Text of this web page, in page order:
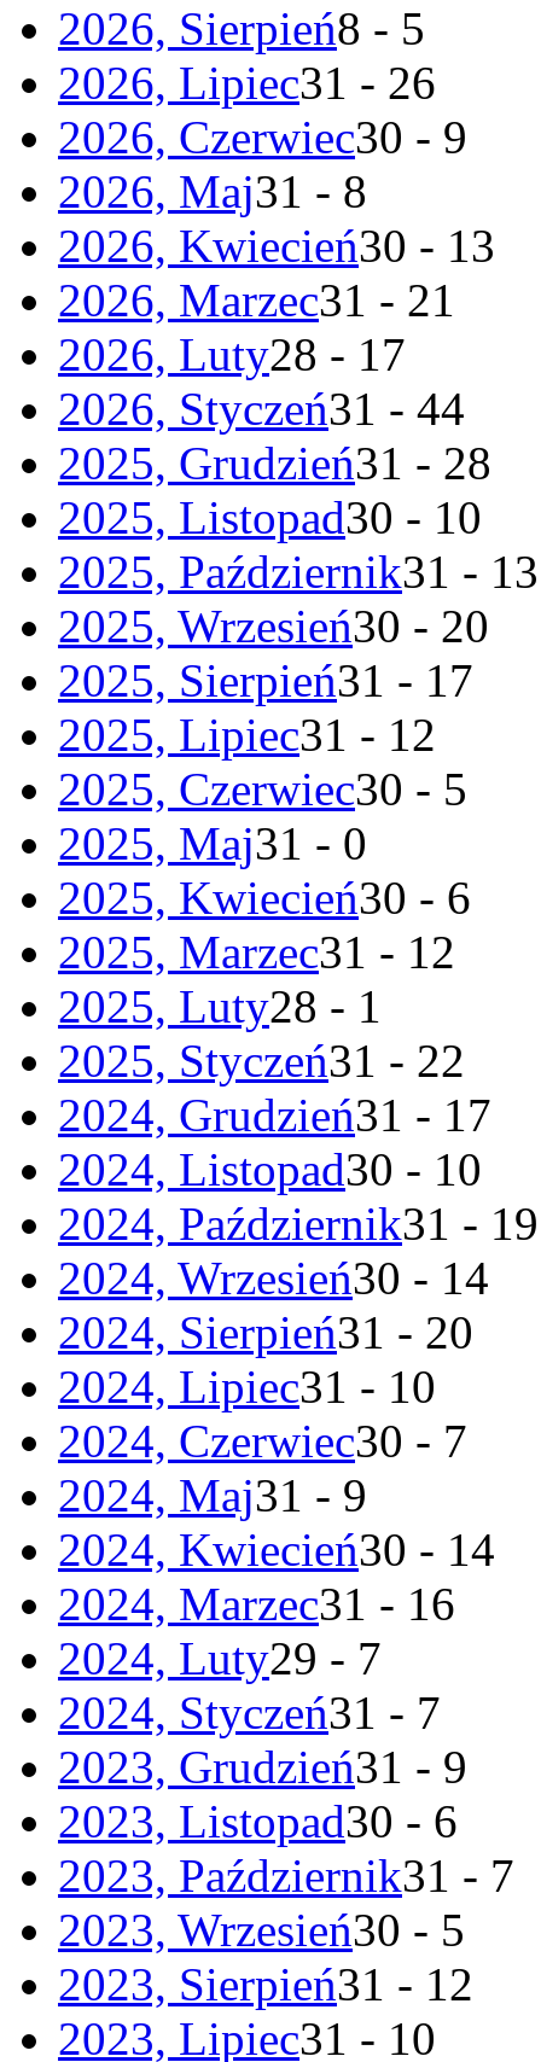
2026, Sierpień8 - 5
2026, Lipiec31 - 26
2026, Czerwiec30 - 9
2026, Maj31 - 8
2026, Kwiecień30 - 13
2026, Marzec31 - 21
2026, Luty28 - 17
2026, Styczeń31 - 44
2025, Grudzień31 - 28
2025, Listopad30 - 10
2025, Październik31 - 13
2025, Wrzesień30 - 20
2025, Sierpień31 - 17
2025, Lipiec31 - 12
2025, Czerwiec30 - 5
2025, Maj31 - 0
2025, Kwiecień30 - 6
2025, Marzec31 - 12
2025, Luty28 - 1
2025, Styczeń31 - 22
2024, Grudzień31 - 17
2024, Listopad30 - 10
2024, Październik31 - 19
2024, Wrzesień30 - 14
2024, Sierpień31 - 20
2024, Lipiec31 - 10
2024, Czerwiec30 - 7
2024, Maj31 - 9
2024, Kwiecień30 - 14
2024, Marzec31 - 16
2024, Luty29 - 7
2024, Styczeń31 - 7
2023, Grudzień31 - 9
2023, Listopad30 - 6
2023, Październik31 - 7
2023, Wrzesień30 - 5
2023, Sierpień31 - 12
2023, Lipiec31 - 10